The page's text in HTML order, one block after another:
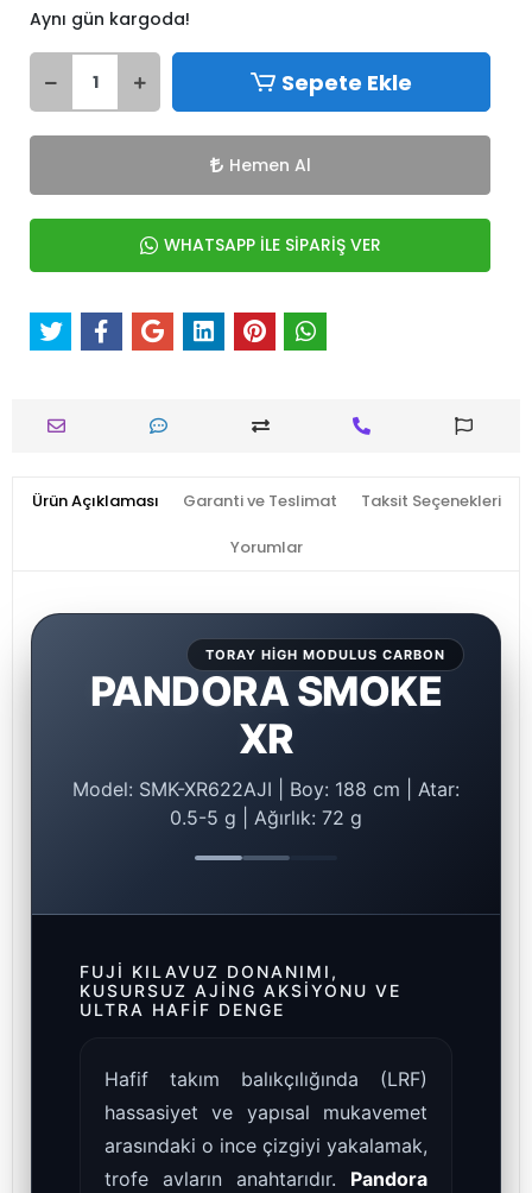
Aynı gün kargoda!
Sepete Ekle
Hemen Al
WHATSAPP İLE SİPARİŞ VER
Ürün Açıklaması Garanti ve Teslimat Taksit Seçenekleri
Yorumlar
TORAY HIGH MODULUS CARBON
PANDORA SMOKE
XR
Model: SMK-XR622AJI | Boy: 188 cm | Atar:
0.5-5 g | Ağırlık: 72 g
FUJI KILAVUZ DONANIMI,
KUSURSUZ AJING AKSIYONU VE
ULTRA HAFIF DENGE
Hafif takım balıkçılığında (LRF)
hassasiyet ve yapısal mukavemet
arasındaki o ince çizgiyi yakalamak,
trofe avların anahtarıdır. Pandora